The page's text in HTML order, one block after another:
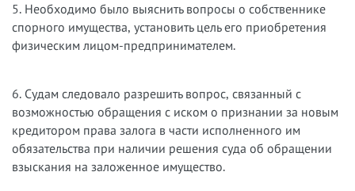
5. Необходимо было выяснить вопросы о собственнике
спорного имущества, установить цель его приобретения
физическим лицом-предпринимателем.
6. Судам следовало разрешить вопрос, связанный с
возможностью обращения с иском о признании за новым
кредитором права залога в части исполненного им
обязательства при наличии решения суда об обращении
взыскания на заложенное имущество.